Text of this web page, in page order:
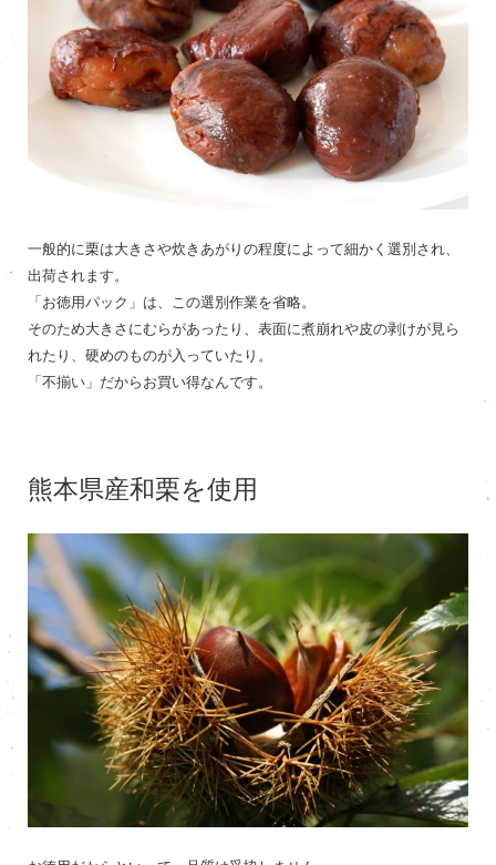
一般的に栗は大きさや炊きあがりの程度によって細かく選別され、
出荷されます。
「お徳用パック」は、この選別作業を省略。
そのため大きさにむらがあったり、表面に煮崩れや皮の剥けが見ら
れたり、硬めのものが入っていたり。
「不揃い」だからお買い得なんです。
熊本県産和栗を使用